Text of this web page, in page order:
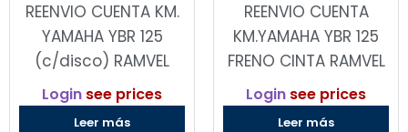
REENVIO CUENTA KM.
YAMAHA YBR 125
(c/disco) RAMVEL
Login see prices
Leer más
REENVIO CUENTA
KM.YAMAHA YBR 125
FRENO CINTA RAMVEL
Login see prices
Leer más